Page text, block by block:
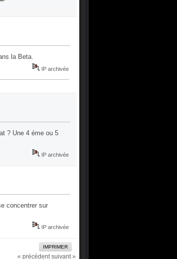
la Beta.
IP archivée
? Une 4 éme ou 5
IP archivée
concentrer sur
IP archivée
IMPRIMER
« précédent suivant »